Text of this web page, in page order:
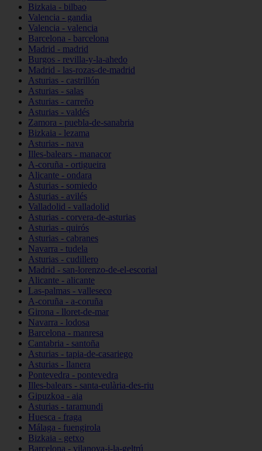
Bizkaia - bilbao
Valencia - gandia
Valencia - valencia
Barcelona - barcelona
Madrid - madrid
Burgos - revilla-y-la-ahedo
Madrid - las-rozas-de-madrid
Asturias - castrillón
Asturias - salas
Asturias - carreño
Asturias - valdés
Zamora - puebla-de-sanabria
Bizkaia - lezama
Asturias - nava
Illes-balears - manacor
A-coruña - ortigueira
Alicante - ondara
Asturias - somiedo
Asturias - avilés
Valladolid - valladolid
Asturias - corvera-de-asturias
Asturias - quirós
Asturias - cabranes
Navarra - tudela
Asturias - cudillero
Madrid - san-lorenzo-de-el-escorial
Alicante - alicante
Las-palmas - valleseco
A-coruña - a-coruña
Girona - lloret-de-mar
Navarra - lodosa
Barcelona - manresa
Cantabria - santoña
Asturias - tapia-de-casariego
Asturias - llanera
Pontevedra - pontevedra
Illes-balears - santa-eulària-des-riu
Gipuzkoa - aia
Asturias - taramundi
Huesca - fraga
Málaga - fuengirola
Bizkaia - getxo
Barcelona - vilanova-i-la-geltrú